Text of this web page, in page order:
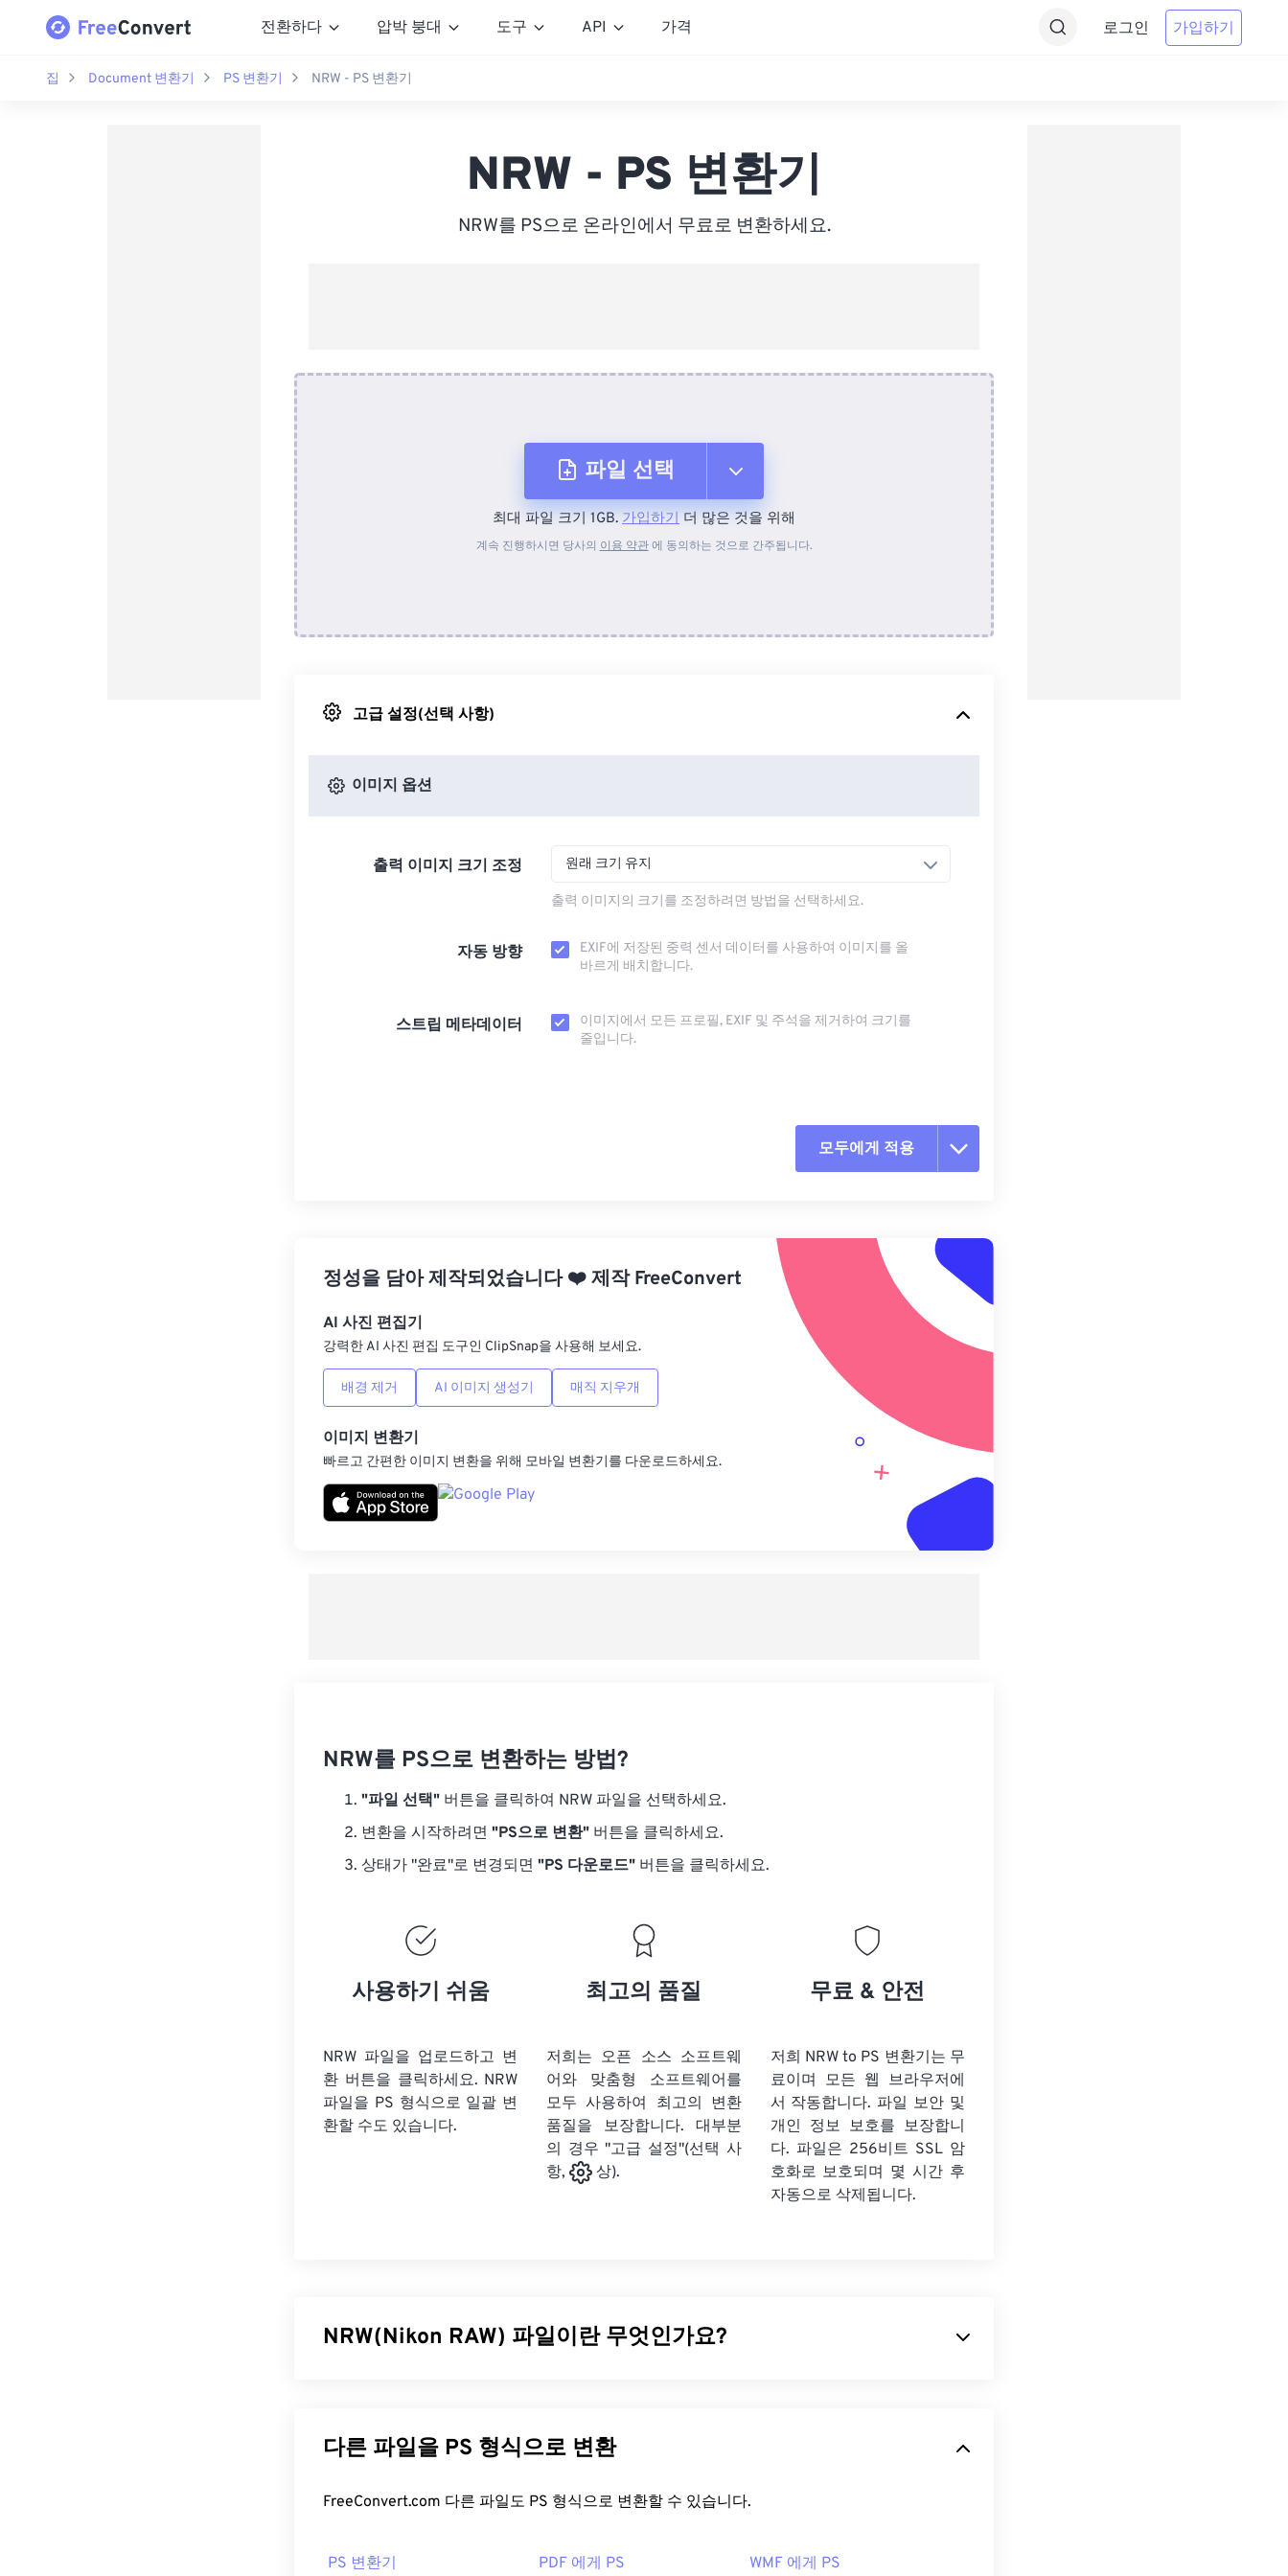
전환하다 압박 붕대 도구 API 가격 로그인 가입하기
집 Document 변환기 PS 변환기 NRW - PS 변환기
NRW - PS 변환기
NRW를 PS으로 온라인에서 무료로 변환하세요.
파일 선택
장치에서
최대 파일 크기 1GB. 가입하기 더 많은 것을 위해
계속 진행하시면 당사의 이용 약관에 동의하는 것으로 간주됩니다.
고급 설정(선택 사항)
이미지 옵션
출력 이미지 크기 조정 원래 크기 유지
출력 이미지의 크기를 조정하려면 방법을 선택하세요.
자동 방향
EXIF에 저장된 중력 센서 데이터를 사용하여 이미지를 올
바르게 배치합니다.
스트립 메타데이터
이미지에서 모든 프로필, EXIF ​​및 주석을 제거하여 크기를
줄입니다.
모두에게 적용
사전 설정에서 적용
사전 설정으로 저장
정성을 담아 제작되었습니다❤️제작FreeConvert
AI 사진 편집기
강력한 AI 사진 편집 도구인 ClipSnap을 사용해 보세요.
배경 제거 AI 이미지 생성기 매직 지우개
이미지 변환기
빠르고 간편한 이미지 변환을 위해 모바일 변환기를 다운로드하세요.
NRW를 PS으로 변환하는 방법?
"파일 선택" 버튼을 클릭하여 NRW 파일을 선택하세요.
변환을 시작하려면 "PS으로 변환" 버튼을 클릭하세요.
상태가 "완료"로 변경되면 "PS 다운로드" 버튼을 클릭하세요.
사용하기 쉬움
NRW 파일을 업로드하고 변
환 버튼을 클릭하세요. NRW
파일을 PS 형식으로 일괄 변
환할 수도 있습니다.
최고의 품질
저희는 오픈 소스 소프트웨
어와 맞춤형 소프트웨어를
모두 사용하여 최고의 변환
품질을 보장합니다. 대부분
의 경우 "고급 설정"(선택 사
항,
상).
무료 & 안전
저희 NRW to PS 변환기는 무
료이며 모든 웹 브라우저에
서 작동합니다. 파일 보안 및
개인 정보 보호를 보장합니
다. 파일은 256비트 SSL 암
호화로 보호되며 몇 시간 후
자동으로 삭제됩니다.
NRW(Nikon RAW) 파일이란 무엇인가요?
미지를 촬영하고 저장하는 데 NRW를 사용해 왔습니다. Nikon의 다른 RAW 형식인 NEF와 달리
NRW는
Windows Imaging Component(WIC)
NRW 파일을 어떻게 여나요?
Capture NX 2를 대체했습니다.) Microsoft Windows에서는
NRW 코덱이NRW 파일을 지원합니
다른 파일을 PS 형식으로 변환
FreeConvert.com 다른 파일도 PS 형식으로 변환할 수 있습니다.
PS 변환기 PDF 에게 PS WMF 에게 PS